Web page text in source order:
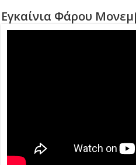
Εγκαίνια Φάρου